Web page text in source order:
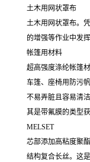
土木用网状罩布
土木用网状罩布。
的增强等作业中发
帐篷用材料
超高强度涤纶帐篷
车篷、座椅用防污
不易弄脏且容易清
其是带氟膜的类型
MELSET
芯部添加高粘度聚
结构复合长丝。这